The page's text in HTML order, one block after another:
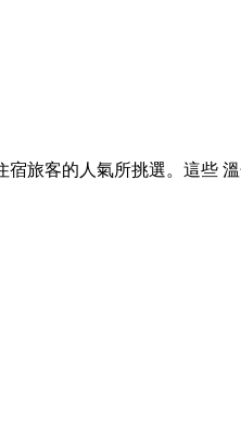
旅客的人氣所挑選。這些